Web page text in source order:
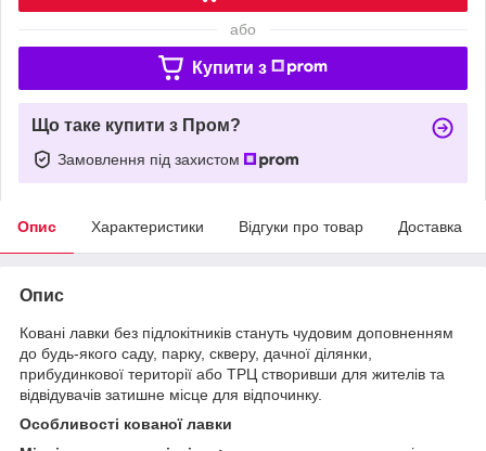
або
Купити з
Що таке купити з Пром?
Замовлення під захистом
Опис Характеристики Відгуки про товар Доставка
Опис
Ковані лавки без підлокітників стануть чудовим доповненням
до будь-якого саду, парку, скверу, дачної ділянки,
прибудинкової території або ТРЦ створивши для жителів та
відвідувачів затишне місце для відпочинку.
Особливості кованої лавки